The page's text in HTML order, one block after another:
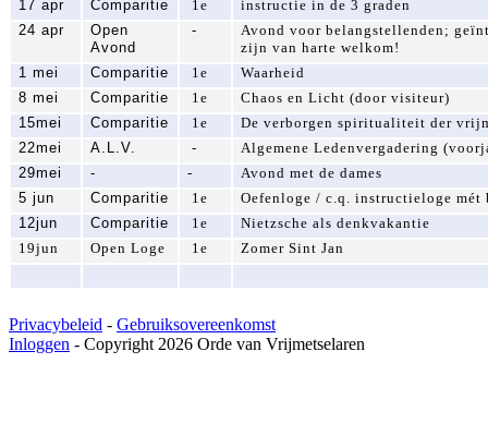
17 apr Comparitie 1e
instructie in de 3 graden
24 apr
Open
Avond
-
Avond voor belangstellenden;
zijn van harte welkom!
1 mei
Comparitie 1e
Waarheid
8 mei
Comparitie 1e
Chaos en Licht (door visiteur)
15mei
Comparitie 1e
De verborgen spiritualiteit der
22mei
A.L.V. -
Algemene Ledenvergadering
29mei
- -
Avond met de dames
5 jun
Comparitie 1e
Oefenloge / c.q. instructieloge mét
12jun
Comparitie 1e
Nietzsche als denkvakantie
19jun
Open Loge 1e Zomer Sint Jan
Privacybeleid - Gebruiksovereenkomst
Inloggen - Copyright 2026 Orde van Vrijmetselaren